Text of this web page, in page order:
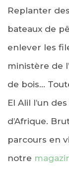
Replanter
bateaux de
enlever les
ministère de
de bois…
El Alil l’un
d’Afrique.
parcours en
notre